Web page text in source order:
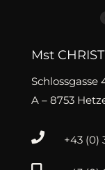
Mst
Schlossgasse
A – 8753
 +43 (0)